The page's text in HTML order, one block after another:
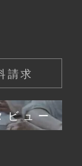
請求
ビュー